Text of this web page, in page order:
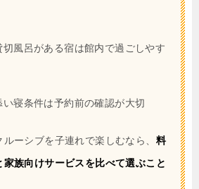
切風呂がある宿は館内で過ごしやす
寝条件は予約前の確認が大切
ーシブを子連れで楽しむなら、 料
族向けサービスを比べて選ぶこと